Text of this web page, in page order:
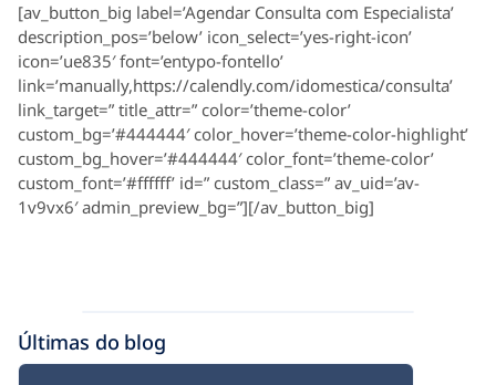
[av_button_big label=’Agendar Consulta com Especialista’
description_pos=’below’ icon_select=’yes-right-icon’
icon=’ue835′ font=’entypo-fontello’
link=’manually,https://calendly.com/idomestica/consulta’
link_target=” title_attr=” color=’theme-color’
custom_bg=’#444444′ color_hover=’theme-color-highlight’
custom_bg_hover=’#444444′ color_font=’theme-color’
custom_font=’#ffffff’ id=” custom_class=” av_uid=’av-
1v9vx6′ admin_preview_bg=”][/av_button_big]
Últimas do blog